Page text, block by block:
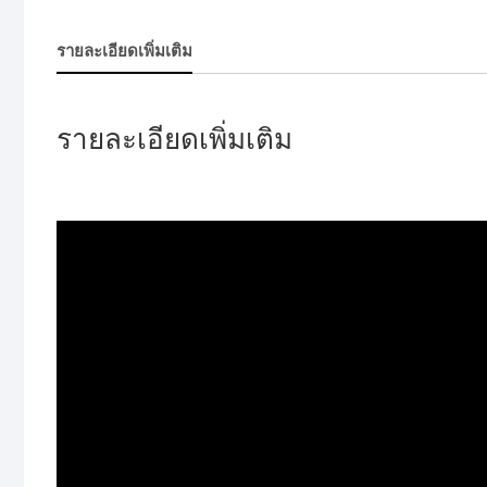
รายละเอียดเพิ่มเติม
รายละเอียดเพิ่มเติม